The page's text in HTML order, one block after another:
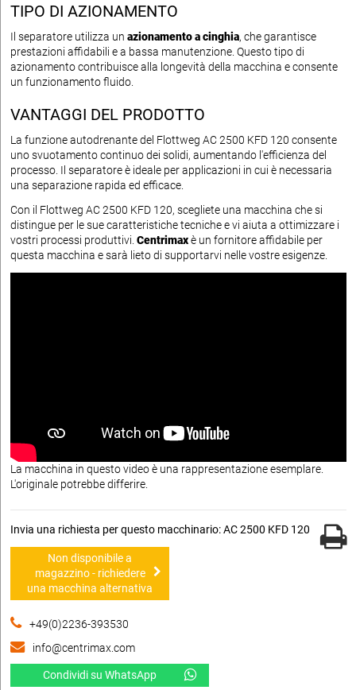
TIPO DI AZIONAMENTO
Il separatore utilizza un azionamento a cinghia, che garantisce
prestazioni affidabili e a bassa manutenzione. Questo tipo di
azionamento contribuisce alla longevità della macchina e consente
un funzionamento fluido.
VANTAGGI DEL PRODOTTO
La funzione autodrenante del Flottweg AC 2500 KFD 120 consente
uno svuotamento continuo dei solidi, aumentando l'efficienza del
processo. Il separatore è ideale per applicazioni in cui è necessaria
una separazione rapida ed efficace.
Con il Flottweg AC 2500 KFD 120, scegliete una macchina che si
distingue per le sue caratteristiche tecniche e vi aiuta a ottimizzare i
vostri processi produttivi. Centrimaxè un fornitore affidabile per
questa macchina e sarà lieto di supportarvi nelle vostre esigenze.
La macchina in questo video è una rappresentazione esemplare.
L'originale potrebbe differire.
Invia una richiesta per questo macchinario: AC 2500 KFD 120
Non disponibile a
magazzino - richiedere
una macchina alternativa
+49(0)2236-393530
info@centrimax.com
Condividi su WhatsApp